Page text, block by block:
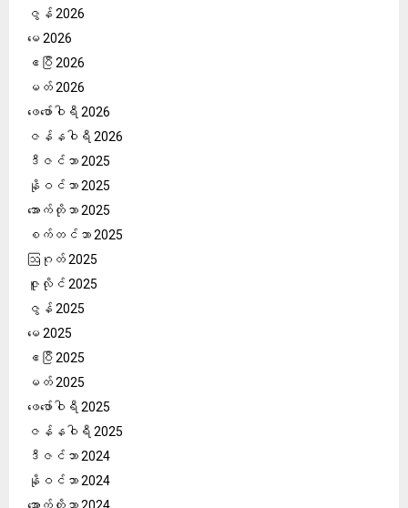
ဇွန် 2026
မေ 2026
ဧပြီ 2026
မတ် 2026
ဖေ‌ဖော်ဝါရီ 2026
ဇန်နဝါရီ 2026
ဒီဇင်ဘာ 2025
နိုဝင်ဘာ 2025
အောက်တိုဘာ 2025
စက်တင်ဘာ 2025
ဩဂုတ် 2025
ဇူလိုင် 2025
ဇွန် 2025
မေ 2025
ဧပြီ 2025
မတ် 2025
ဖေ‌ဖော်ဝါရီ 2025
ဇန်နဝါရီ 2025
ဒီဇင်ဘာ 2024
နိုဝင်ဘာ 2024